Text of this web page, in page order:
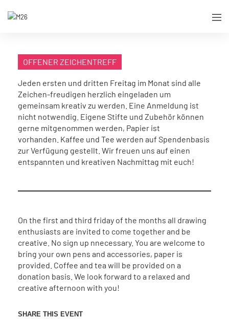
OFFENER ZEICHENTREFF
Jeden ersten und dritten Freitag im Monat sind alle
Zeichen-freudigen herzlich eingeladen um
gemeinsam kreativ zu werden. Eine Anmeldung ist
nicht notwendig. Eigene Stifte und Zubehör können
gerne mitgenommen werden, Papier ist
vorhanden. Kaffee und Tee werden auf Spendenbasis
zur Verfügung gestellt. Wir freuen uns auf einen
entspannten und kreativen Nachmittag mit euch!
On the first and third friday of the months all drawing
enthusiasts are invited to come together and be
creative. No sign up nnecessary. You are welcome to
bring your own pens and accessories, paper is
provided. Coffee and tea will be provided on a
donation basis. We look forward to a relaxed and
creative afternoon with you!
SHARE THIS EVENT